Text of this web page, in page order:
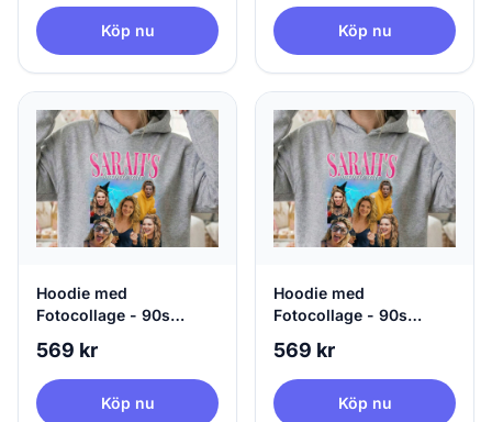
Köp nu Köp nu
Hoodie med
Fotocollage - 90s
569 kr
Köp nu
Hoodie med
Fotocollage - 90s
569 kr
Köp nu